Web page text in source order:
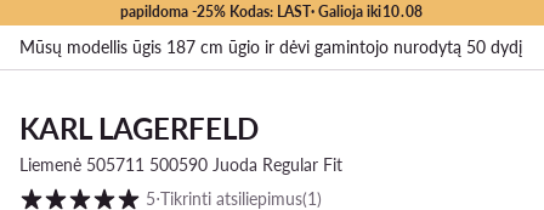
papildoma -25% Kodas: LAST· Galioja iki10.08
Mūsų modellis ūgis 187 cm ūgio ir dėvi gamintojo nurodytą 50 dydį
KARL LAGERFELD
Liemenė 505711 500590 Juoda Regular Fit
Klientų įvertinimai skalėje nuo 1 iki 5
5⋅Tikrinti atsiliepimus(1)